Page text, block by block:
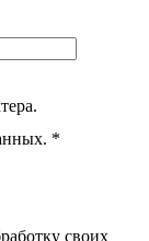
*
своих